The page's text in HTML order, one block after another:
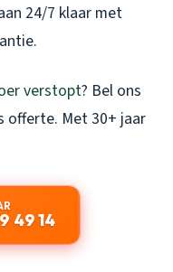
24/7 klaar met
verstopt? Bel ons
offerte. Met 30+ jaar
49 14